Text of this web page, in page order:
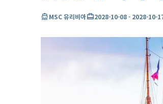
directions_boatMSC 유리비아card_travel2028-10-08- 2028-10-